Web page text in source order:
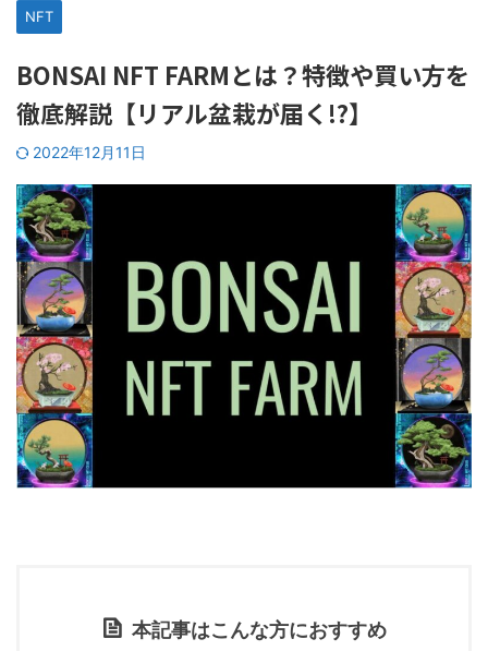
NFT
BONSAI NFT FARMとは？特徴や買い方を
徹底解説【リアル盆栽が届く!?】
2022年12月11日
本記事はこんな方におすすめ